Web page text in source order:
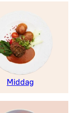
Middag